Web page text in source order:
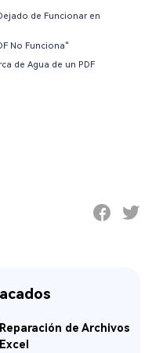
de Funcionar en
No Funciona"
de Agua de un PDF
Reparación de Archivos
Excel